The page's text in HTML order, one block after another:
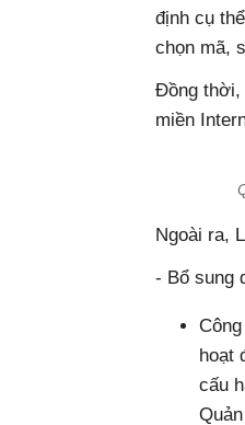
định cụ
chọn mã,
Đồng thời,
miền
Ngoài ra,
- Bổ sung
hoạt
cấu